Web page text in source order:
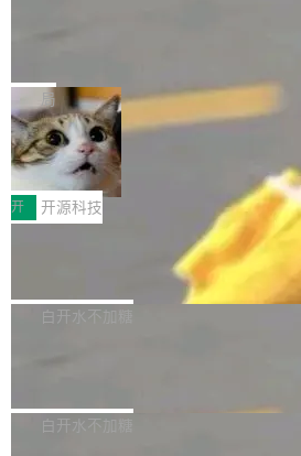
布，具体更新内容包括： feat(zero)：
支持 --security superflag（
=...），与 Alpha 版本的格式一致，并据
管理 HTTP 端点进行授权。
<span><strong>警告：</
的 admin ...
块钱的玩意儿——一根小竹签，一个竹筒
系着涂了松香的线。甩起来，竹膜震动，
——哇”的蝉鸣声。实物越来越难找了，有
把它做成了 Web 玩具，放在
c 上，并在 GitHub 开源。 玩法很简单
幕画圈，或者直接甩手机。页面会实时
（圈/秒），声音来自真实竹知了录音的
采样，无缝循环。音频解码失败时，还有
成兜底——锯齿波振荡器模拟脉冲，并联
局
30倍效率升级：解锁医学影像数据要
价值化的真实路径
完成一例腹部CT影像标注，张医生过去
20个小时。他必须在数百张连续影像上
笔勾画边界，一层一层识别肌肉组织。
用东软飞标医学影像标注平台，同样的工
至4小时，效率提升30倍。 这组数字背
的不只是速度，而是把医学影像转化为
正，才能成为机器能理解的高质量数据。
开 开源科技
Apache Dubbo-go v3.3.2 正式发布
这个版本面向生产环境，重心在内核稳
们彻底收敛了旧配置体系，扩展了 Triple
白开水不加糖
理工具。它可以查看，转换，编辑和分类
白开水不加糖